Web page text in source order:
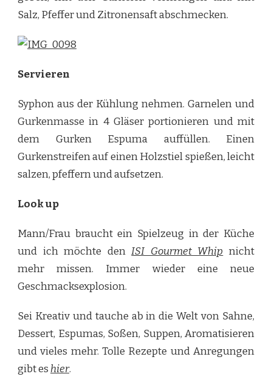
Salz, Pfeffer und Zitronensaft abschmecken.
Servieren
Syphon aus der Kühlung nehmen. Garnelen und
Gurkenmasse in 4 Gläser portionieren und mit
dem Gurken Espuma auffüllen. Einen
Gurkenstreifen auf einen Holzstiel spießen, leicht
salzen, pfeffern und aufsetzen.
Look up
Mann/Frau braucht ein Spielzeug in der Küche
und ich möchte denISI Gourmet Whip nicht
mehr missen. Immer wieder eine neue
Geschmacksexplosion.
Sei Kreativ und tauche ab in die Welt von Sahne,
Dessert, Espumas, Soßen, Suppen, Aromatisieren
und vieles mehr. Tolle Rezepte und Anregungen
gibt es hier.